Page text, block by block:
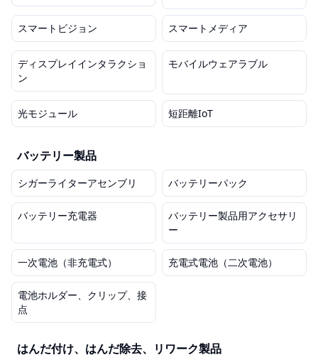
スマートビジョン スマートメディア
ディスプレイインタラクショ
ン
モバイルウェアラブル
光モジュール 短距離IoT
バッテリー製品
シガーライターアセンブリ バッテリーパック
バッテリー充電器
バッテリー製品用アクセサリ
ー
一次電池（非充電式） 充電式電池（二次電池）
電池ホルダー、クリップ、接
点
はんだ付け、はんだ除去、リワーク製品